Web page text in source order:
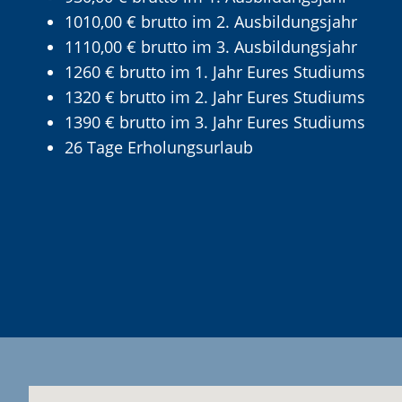
1010,00 € brutto im 2. Ausbildungsjahr
1110,00 € brutto im 3. Ausbildungsjahr
1260 € brutto im 1. Jahr Eures Studiums
1320 € brutto im 2. Jahr Eures Studiums
1390 € brutto im 3. Jahr Eures Studiums
26 Tage Erholungsurlaub